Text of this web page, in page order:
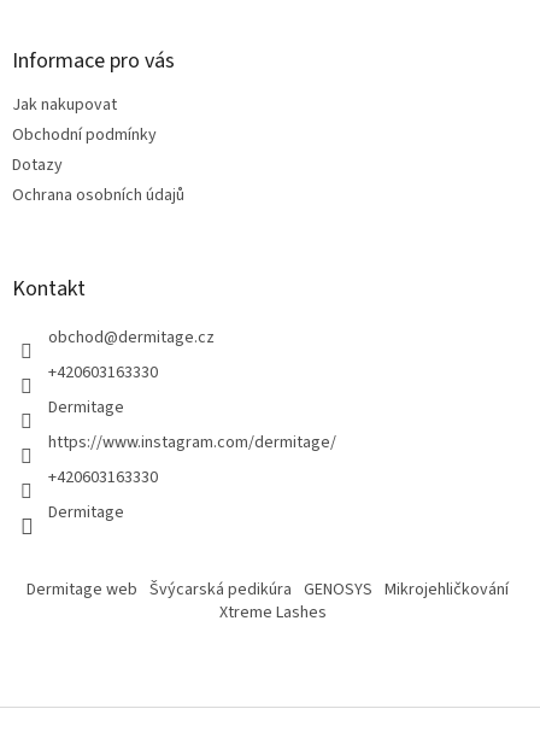
Informace pro vás
Jak nakupovat
Obchodní podmínky
Dotazy
Ochrana osobních údajů
Kontakt
obchod@dermitage.cz
+420603163330
Dermitage
https://www.instagram.com/dermitage/
+420603163330
Dermitage
Dermitage web Švýcarská pedikúra GENOSYS Mikrojehličkování
Xtreme Lashes